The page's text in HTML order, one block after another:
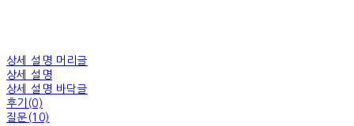
상세 설명 머리글
상세 설명
상세 설명 바닥글
후기(0)
질문(10)